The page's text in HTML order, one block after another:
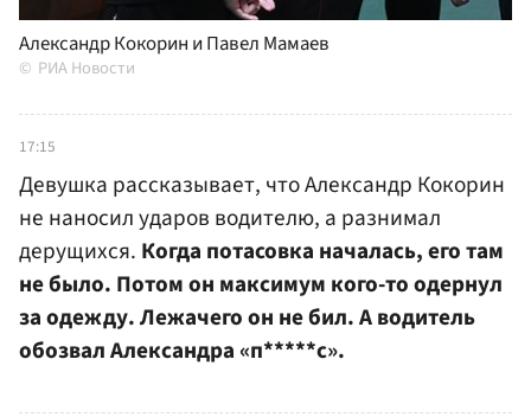
Александр Кокорин и Павел Мамаев
РИА Новости
17:15
Девушка рассказывает, что Александр Кокорин
не наносил ударов водителю, а разнимал
дерущихся. Когда потасовка началась, его там
не было. Потом он максимум кого-то одернул
за одежду. Лежачего он не бил. А водитель
обозвал Александра «п*****с».